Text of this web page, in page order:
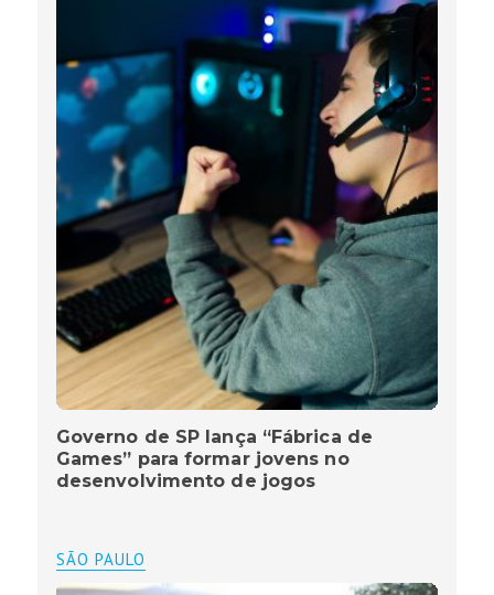
Governo de SP lança “Fábrica de
Games” para formar jovens no
desenvolvimento de jogos
SÃO PAULO